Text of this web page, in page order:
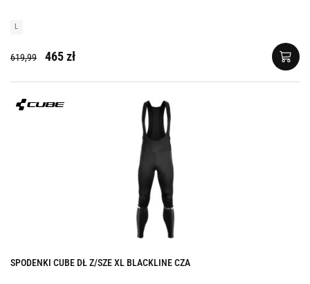
L
619,99 465 zł
SPODENKI CUBE DŁ Z/SZE XL BLACKLINE CZA